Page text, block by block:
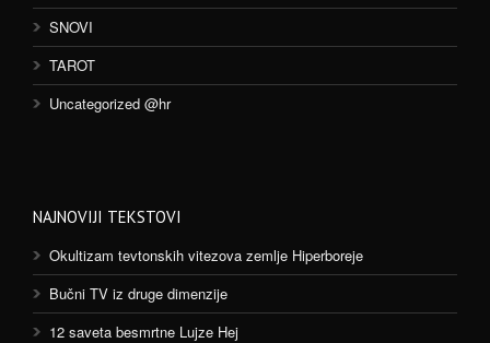
SNOVI
TAROT
Uncategorized @hr
NAJNOVIJI TEKSTOVI
Okultizam tevtonskih vitezova zemlje Hiperboreje
Bučni TV iz druge dimenzije
12 saveta besmrtne Lujze Hej